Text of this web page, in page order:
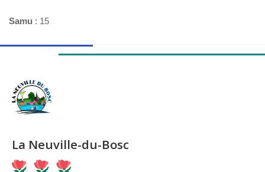
Samu : 15
La Neuville-du-Bosc